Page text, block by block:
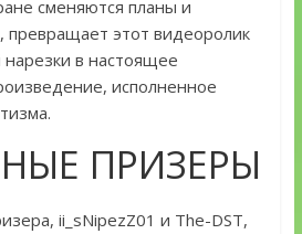
сменяются планы и
этот видеоролик
нарезки в настоящее
исполненное
ПРИЗЕРЫ
ii_sNipezZ01 и The-DST,